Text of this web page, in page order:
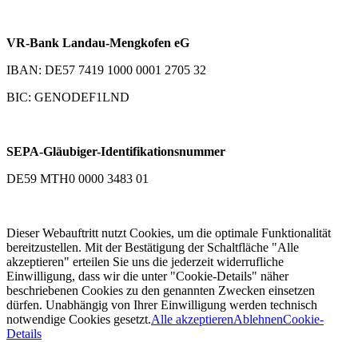
VR-Bank Landau-Mengkofen eG
IBAN: DE57 7419 1000 0001 2705 32
BIC: GENODEF1LND
SEPA-Gläubiger-Identifikationsnummer
DE59 MTH0 0000 3483 01
Dieser Webauftritt nutzt Cookies, um die optimale Funktionalität
bereitzustellen. Mit der Bestätigung der Schaltfläche "Alle
akzeptieren" erteilen Sie uns die jederzeit widerrufliche
Einwilligung, dass wir die unter "Cookie-Details" näher
beschriebenen Cookies zu den genannten Zwecken einsetzen
dürfen. Unabhängig von Ihrer Einwilligung werden technisch
notwendige Cookies gesetzt.Alle akzeptierenAblehnenCookie-
Details